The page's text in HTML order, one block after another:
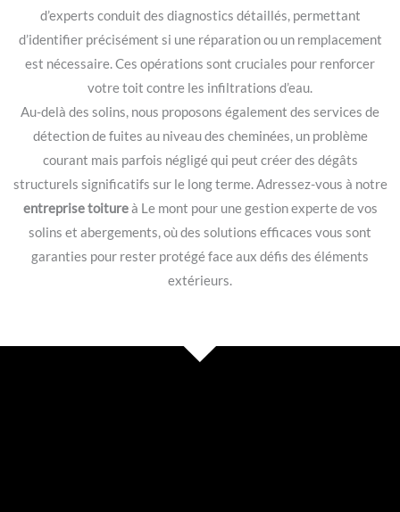
d’experts conduit des diagnostics détaillés, permettant
d’identifier précisément si une réparation ou un remplacement
est nécessaire. Ces opérations sont cruciales pour renforcer
votre toit contre les infiltrations d’eau.
Au-delà des solins, nous proposons également des services de
détection de fuites au niveau des cheminées, un problème
courant mais parfois négligé qui peut créer des dégâts
structurels significatifs sur le long terme. Adressez-vous à notre
entreprise toitureà Le mont pour une gestion experte de vos
solins et abergements, où des solutions efficaces vous sont
garanties pour rester protégé face aux défis des éléments
extérieurs.